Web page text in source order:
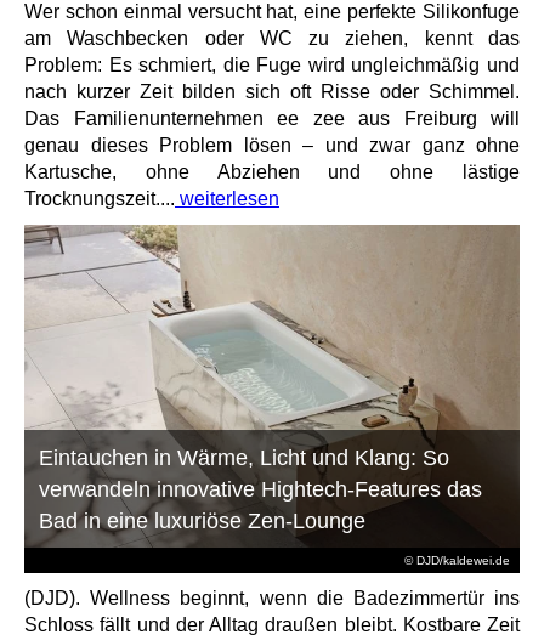
Wer schon einmal versucht hat, eine perfekte Silikonfuge
am Waschbecken oder WC zu ziehen, kennt das
Problem: Es schmiert, die Fuge wird ungleichmäßig und
nach kurzer Zeit bilden sich oft Risse oder Schimmel.
Das Familienunternehmen ee zee aus Freiburg will
genau dieses Problem lösen – und zwar ganz ohne
Kartusche, ohne Abziehen und ohne lästige
Trocknungszeit.... weiterlesen
© DJD/kaldewei.de
Eintauchen in Wärme, Licht und Klang: So
verwandeln innovative Hightech-Features das
Bad in eine luxuriöse Zen-Lounge
(DJD). Wellness beginnt, wenn die Badezimmertür ins
Schloss fällt und der Alltag draußen bleibt. Kostbare Zeit